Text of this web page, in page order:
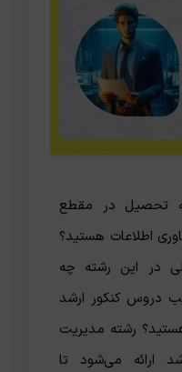
تحصیل در مقطع
اطلاعات هستید؟
در این رشته چه
دروس کنکور ارشد
رشته مدیریت
ارائه می‌شود تا